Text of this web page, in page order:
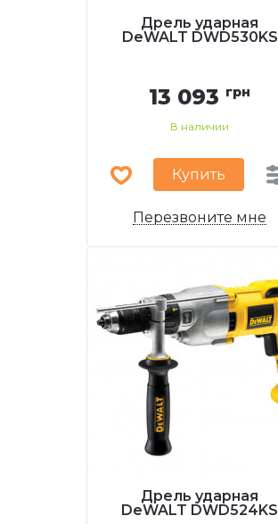
Дрель ударная
DeWALT DWD530KS
13 093 грн
В наличии
Купить
Перезвоните мне
Дрель ударная
DeWALT DWD524KS